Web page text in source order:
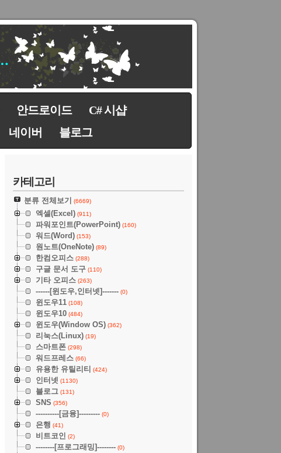
안드로이드
C# 시샵
네이버 블로그
카테고리
분류 전체보기 (6669)
엑셀(Excel) (911)
파워포인트(PowerPoint) (160)
워드(Word) (153)
원노트(OneNote) (89)
한컴오피스 (288)
구글 문서 도구 (110)
기타 오피스 (263)
------[윈도우,인터넷]------- (0)
윈도우11 (108)
윈도우10 (484)
윈도우(Window OS) (362)
리눅스(Linux) (19)
스마트폰 (298)
워드프레스 (66)
유용한 유틸리티 (424)
인터넷 (1130)
블로그 (131)
SNS (356)
----------[금융]--------- (0)
은행 (41)
비트코인 (2)
--------[프로그래밍]-------- (0)